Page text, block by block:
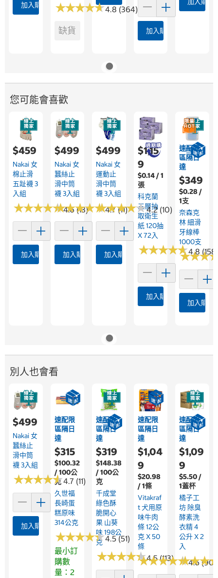
加入購物車 ★★★★★
★★★★★4.8 (364)
缺貨 加入購物車
您可能會喜歡
$459
Nakai 女
棉止滑
五趾襪 3
入組
★★★★★
★★★★★4.6 (13)
加入購物車
$499
Nakai 女
蠶絲止
滑中筒
襪 3入組
★★★★★
★★★★★4.7 (11)
加入購物車
$499
Nakai 女
運動止
滑中筒
襪 3入組
★★★★★
★★★★★4.2 (10)
加入購物車
$1,15
9
$0.14 / 1
張
科克蘭
三層抽
取衛生
紙 120抽
X 72入
★★★★★
★★★★★4.8
加入購物車
速配限
區隔日
達
$349
$0.28 /
1支
奈森克
林 細滑
牙線棒
1000支
★★★
★★★
加入購物
別人也會看
$499
Nakai 女
蠶絲止
滑中筒
襪 3入組
★★★★★
★★★★★4.7 (11)
加入購物車
速配限
區隔日
達
$315
$100.32
/ 100公
克
久世福
長崎蛋
糕原味
314公克
★★★★★
★★★★★4.5 (51)
最小訂
購數
量：2
速配限
區隔日
達
$319
$148.38
/ 100公
克
千成堂
綠色酥
脆開心
果 山葵
味 198公
克
★★★★★
★★★★★4.5 (113)
速配限
區隔日
達
$1,04
9
$20.98
/ 1條
Vitakraf
T 犬用原
味牛肉
條 12公
克 X 50
條
★★★★★
★★★★★4.6 (90)
速配限
區隔日
達
$1,09
9
$5.50 /
1蓋杯
橘子工
坊 除臭
酵素洗
衣精 4
公升 X 2
入
★★★
★★★